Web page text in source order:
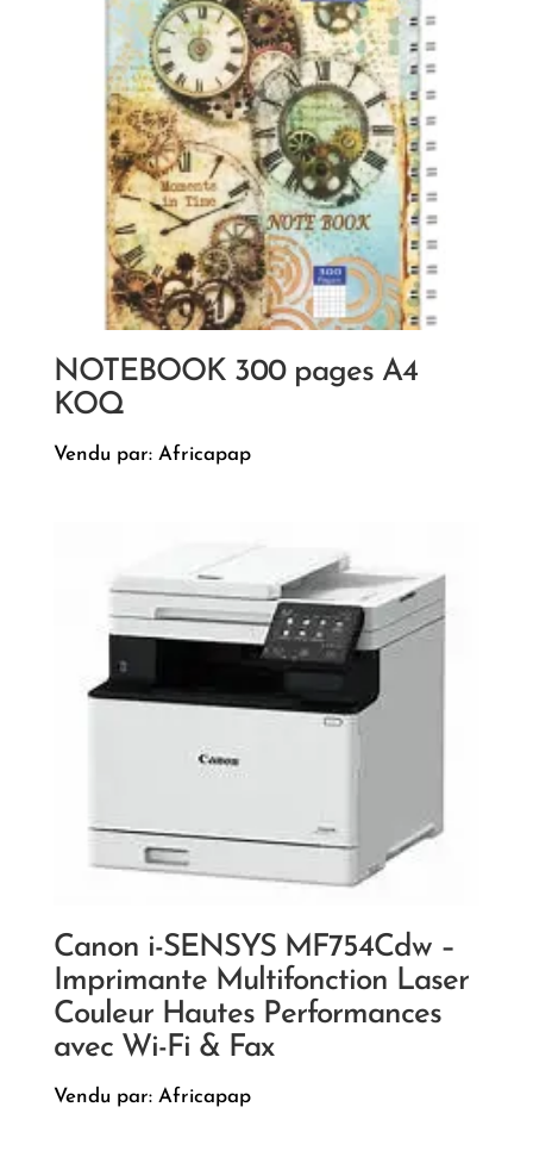
NOTEBOOK 300 pages A4
KOQ
Vendu par: Africapap
Canon i-SENSYS MF754Cdw –
Imprimante Multifonction Laser
Couleur Hautes Performances
avec Wi-Fi & Fax
Vendu par: Africapap